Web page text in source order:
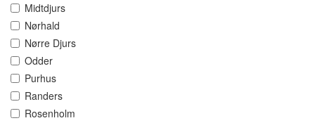
Midtdjurs
Nørhald
Nørre Djurs
Odder
Purhus
Randers
Rosenholm